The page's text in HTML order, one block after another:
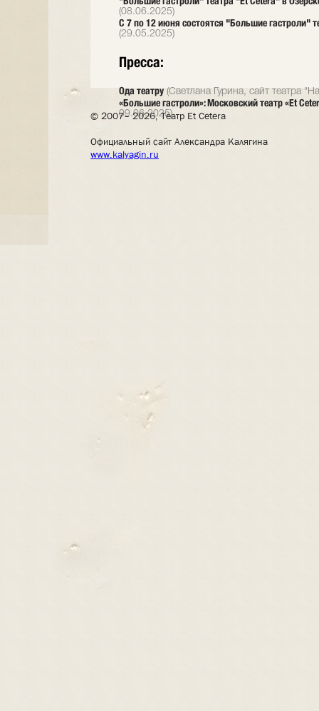
(08.06.2025)
С 7 по 12 июня состоятся "Большие гастроли"
(29.05.2025)
Пресса:
Ода театру (Светлана Гурина, сайт театра
«Большие гастроли»: Московский театр «Et
09.06.2025)
© 2007– 2026, Театр Et Cetera
Официальный сайт Александра Калягина
www.kalyagin.ru